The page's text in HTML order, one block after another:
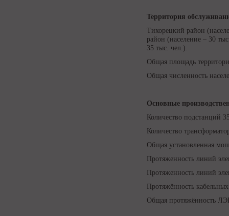
Территория
Тихорецкий район
район (население – 30
35 тыс. чел.).
Общая площадь
Общая численность
Основные
Количество подстанций
Количество
Общая установленная
Протяженность линий
Протяженность линий
Протяжённость
Общая протяжённость